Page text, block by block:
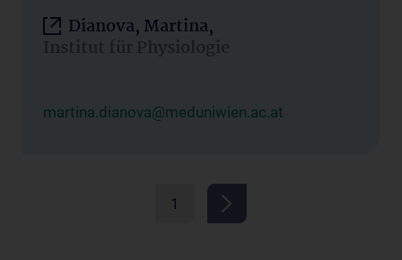
Dianova, Martina,
Institut für Physiologie
martina.dianova@meduniwien.ac.at
1